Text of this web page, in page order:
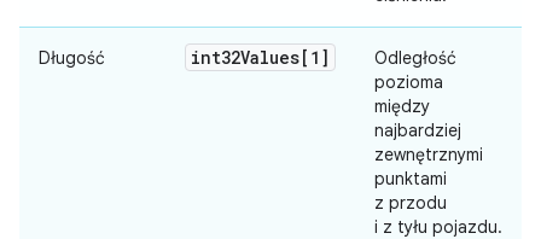
Długość int32Values[1]
Odległość
pozioma
między
najbardziej
zewnętrznymi
punktami
z przodu
i z tyłu pojazdu.